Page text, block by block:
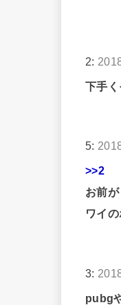
2:
下手
5:
>>2
お前
ワイ
3:
pubg